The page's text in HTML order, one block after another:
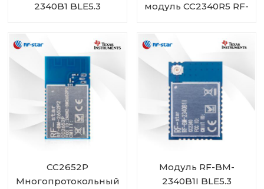
2340B1 BLE5.3
модуль CC2340R5 RF-
CC2652P
Многопротокольный
Модуль RF-BM-
2340B1I BLE5.3